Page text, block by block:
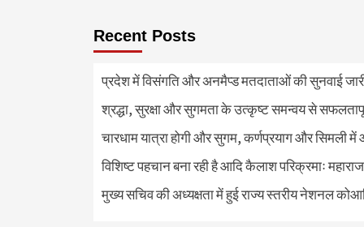
Recent Posts
प्रदेश में विसंगति और अनमैप्ड मतदाताओं की सुनवाई
श्रद्धा, सुरक्षा और सुगमता के उत्कृष्ट समन्वय से
चारधाम यात्रा होगी और सुगम, कर्णप्रयाग और सिमली
विशिष्ट पहचान बना रही है आदि कैलाश परिक्रमाः महाराज
मुख्य सचिव की अध्यक्षता में हुई राज्य स्तरीय नेशनल